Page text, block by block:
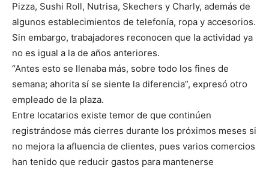
Pizza, Sushi Roll, Nutrisa, Skechers y Charly, además de
algunos establecimientos de telefonía, ropa y accesorios.
Sin embargo, trabajadores reconocen que la actividad ya
no es igual a la de años anteriores.
“Antes esto se llenaba más, sobre todo los fines de
semana; ahorita sí se siente la diferencia”, expresó otro
empleado de la plaza.
Entre locatarios existe temor de que continúen
registrándose más cierres durante los próximos meses si
no mejora la afluencia de clientes, pues varios comercios
han tenido que reducir gastos para mantenerse